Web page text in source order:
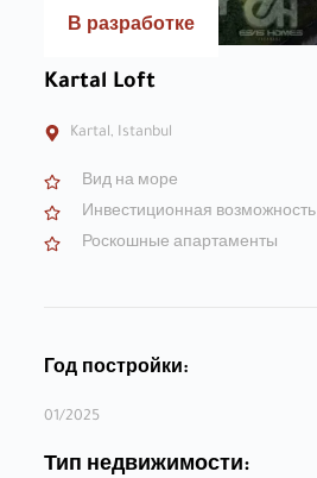
В разработке
Kartal Loft
Kartal, Istanbul
Вид на море
Инвестиционная возможность
Роскошные апартаменты
Год постройки:
01/2025
Тип недвижимости: